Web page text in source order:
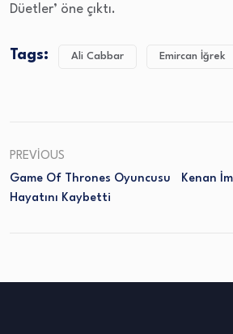
Düetler’ öne çıktı.
Tags: Ali Cabbar Emircan İğrek
PREVIOUS
Game Of Thrones Oyuncusu
Hayatını Kaybetti
Kenan